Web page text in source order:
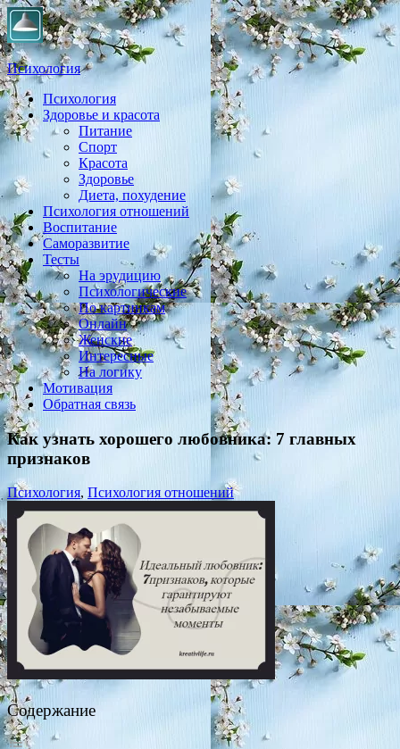
Психология
Практическая психология, личностный рост, экология,
здоровье, воспитание,
Психология
Здоровье и красота
Питание
Спорт
Красота
Здоровье
Диета, похудение
Психология отношений
Воспитание
Саморазвитие
Тесты
На эрудицию
Психологические
По картинкам
Онлайн
Женские
Интересные
На логику
Мотивация
Обратная связь
Как узнать хорошего любовника: 7 главных
признаков
Психология, Психология отношений
Содержание